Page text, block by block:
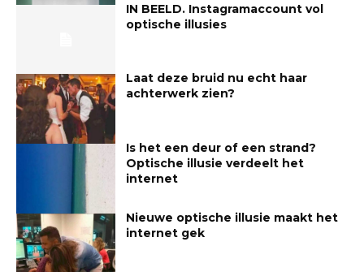
IN BEELD. Instagramaccount vol
optische illusies
Laat deze bruid nu echt haar
achterwerk zien?
Is het een deur of een strand?
Optische illusie verdeelt het
internet
Nieuwe optische illusie maakt het
internet gek